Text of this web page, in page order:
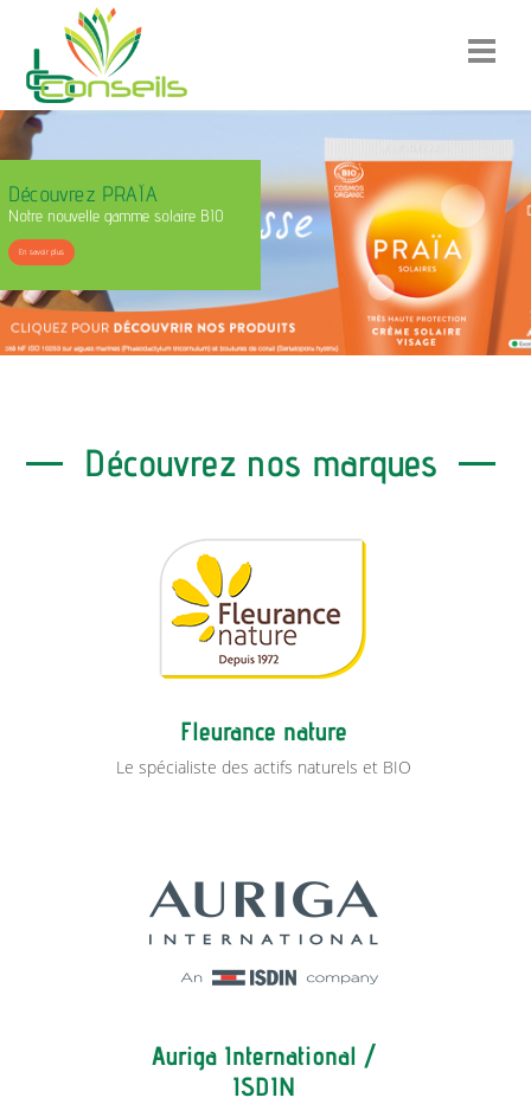
Découvrez PRAÏA
Notre nouvelle gamme solaire BIO
En savoir plus
Découvrez nos marques
Fleurance nature
Le spécialiste des actifs naturels et BIO
Auriga International /
ISDIN